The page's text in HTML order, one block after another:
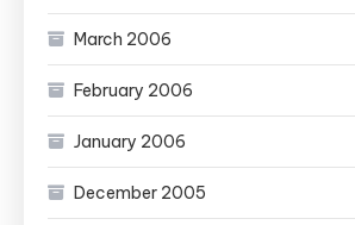
March 2006
February 2006
January 2006
December 2005